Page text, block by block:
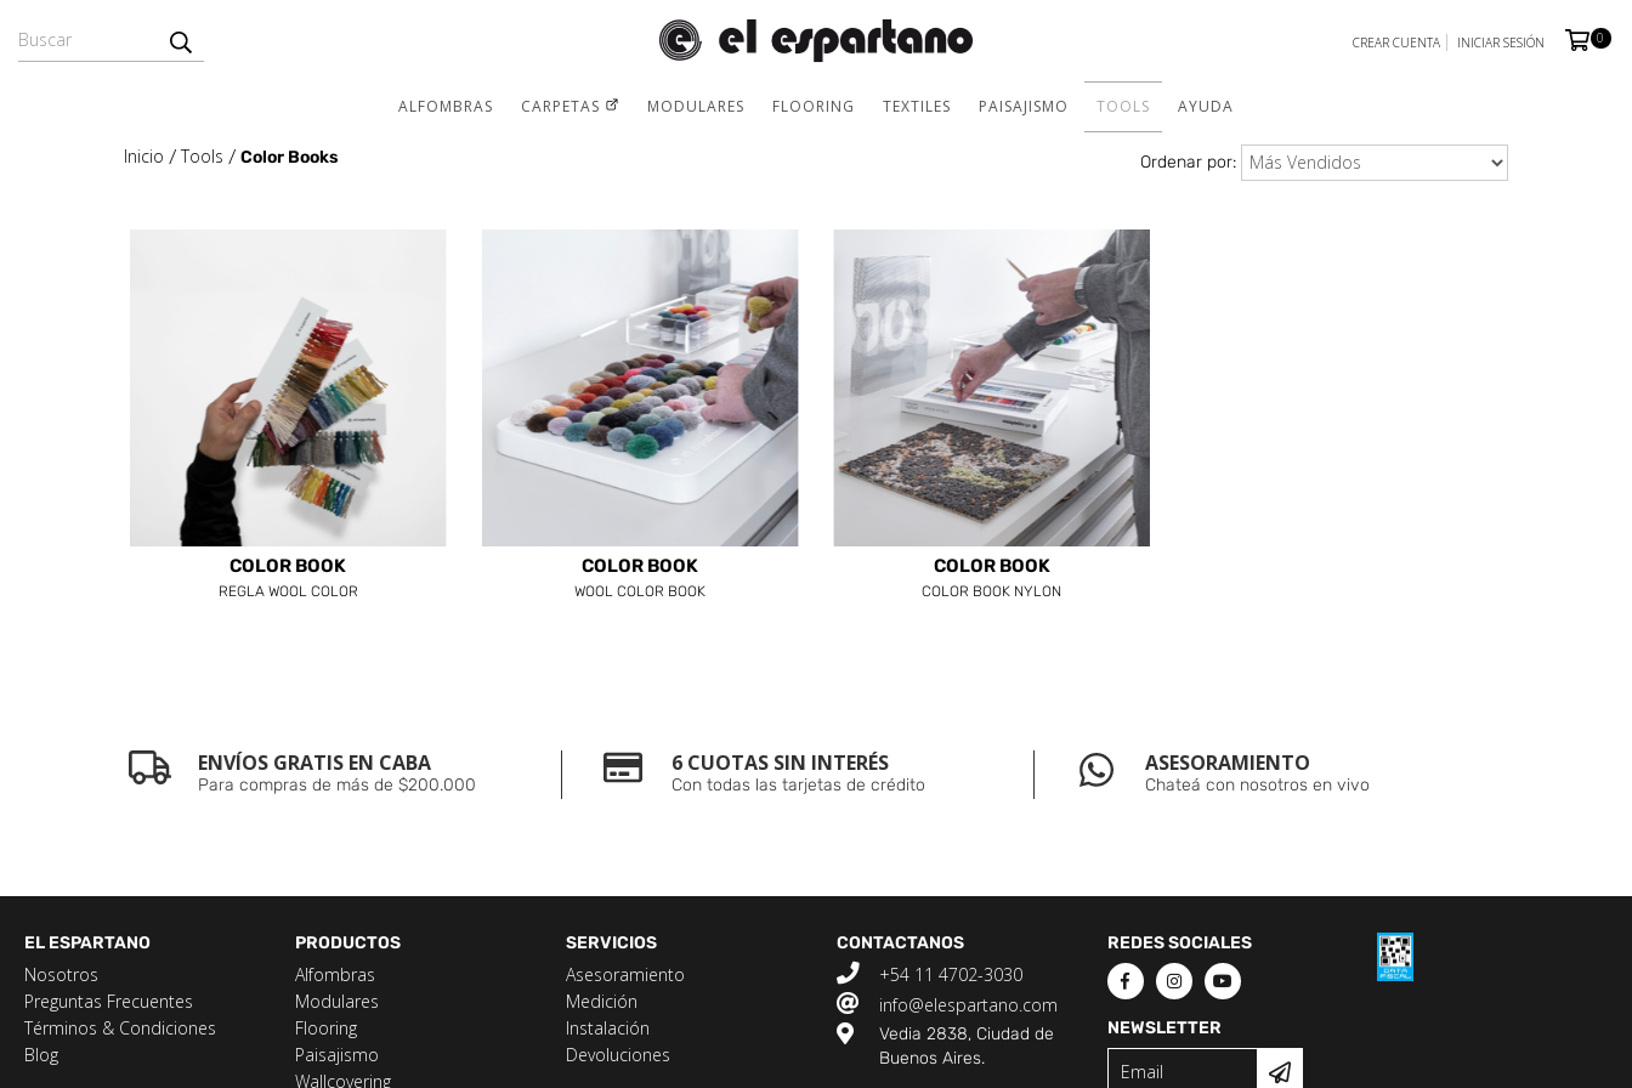
CREAR CUENTA INICIAR SESIÓN 0
ALFOMBRAS CARPETAS MODULARES FLOORING TEXTILES PAISAJISMO TOOLS AYUDA
Inicio / Tools / Color Books Ordenar por:
COLOR BOOK
REGLA WOOL COLOR
COLOR BOOK
WOOL COLOR BOOK
COLOR BOOK
COLOR BOOK NYLON
ENVÍOS GRATIS EN CABA
Para compras de más de $200.000
6 CUOTAS SIN INTERÉS
Con todas las tarjetas de crédito
ASESORAMIENTO
Chateá con nosotros en vivo
EL ESPARTANO
Nosotros
Preguntas Frecuentes
Términos & Condiciones
Blog
PRODUCTOS
Alfombras
Modulares
Flooring
Paisajismo
Wallcovering
SERVICIOS
Asesoramiento
Medición
Instalación
Devoluciones
CONTACTANOS
+54 11 4702-3030
info@elespartano.com
Vedia 2838, Ciudad de
Buenos Aires.
REDES SOCIALES
NEWSLETTER